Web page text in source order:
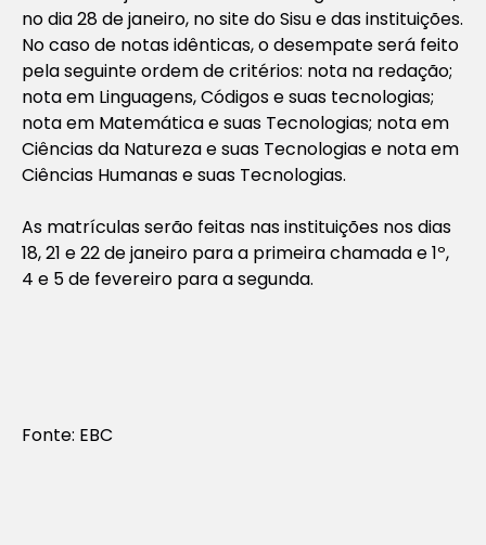
no dia 28 de janeiro, no site do Sisu e das instituições.
No caso de notas idênticas, o desempate será feito
pela seguinte ordem de critérios: nota na redação;
nota em Linguagens, Códigos e suas tecnologias;
nota em Matemática e suas Tecnologias; nota em
Ciências da Natureza e suas Tecnologias e nota em
Ciências Humanas e suas Tecnologias.
As matrículas serão feitas nas instituições nos dias
18, 21 e 22 de janeiro para a primeira chamada e 1º,
4 e 5 de fevereiro para a segunda.
Fonte: EBC